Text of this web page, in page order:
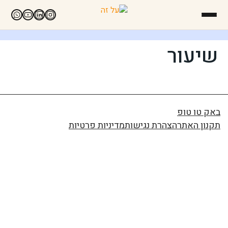
שיעור
באק טו טופ
תקנון האתרהצהרת נגישותמדיניות פרטיות